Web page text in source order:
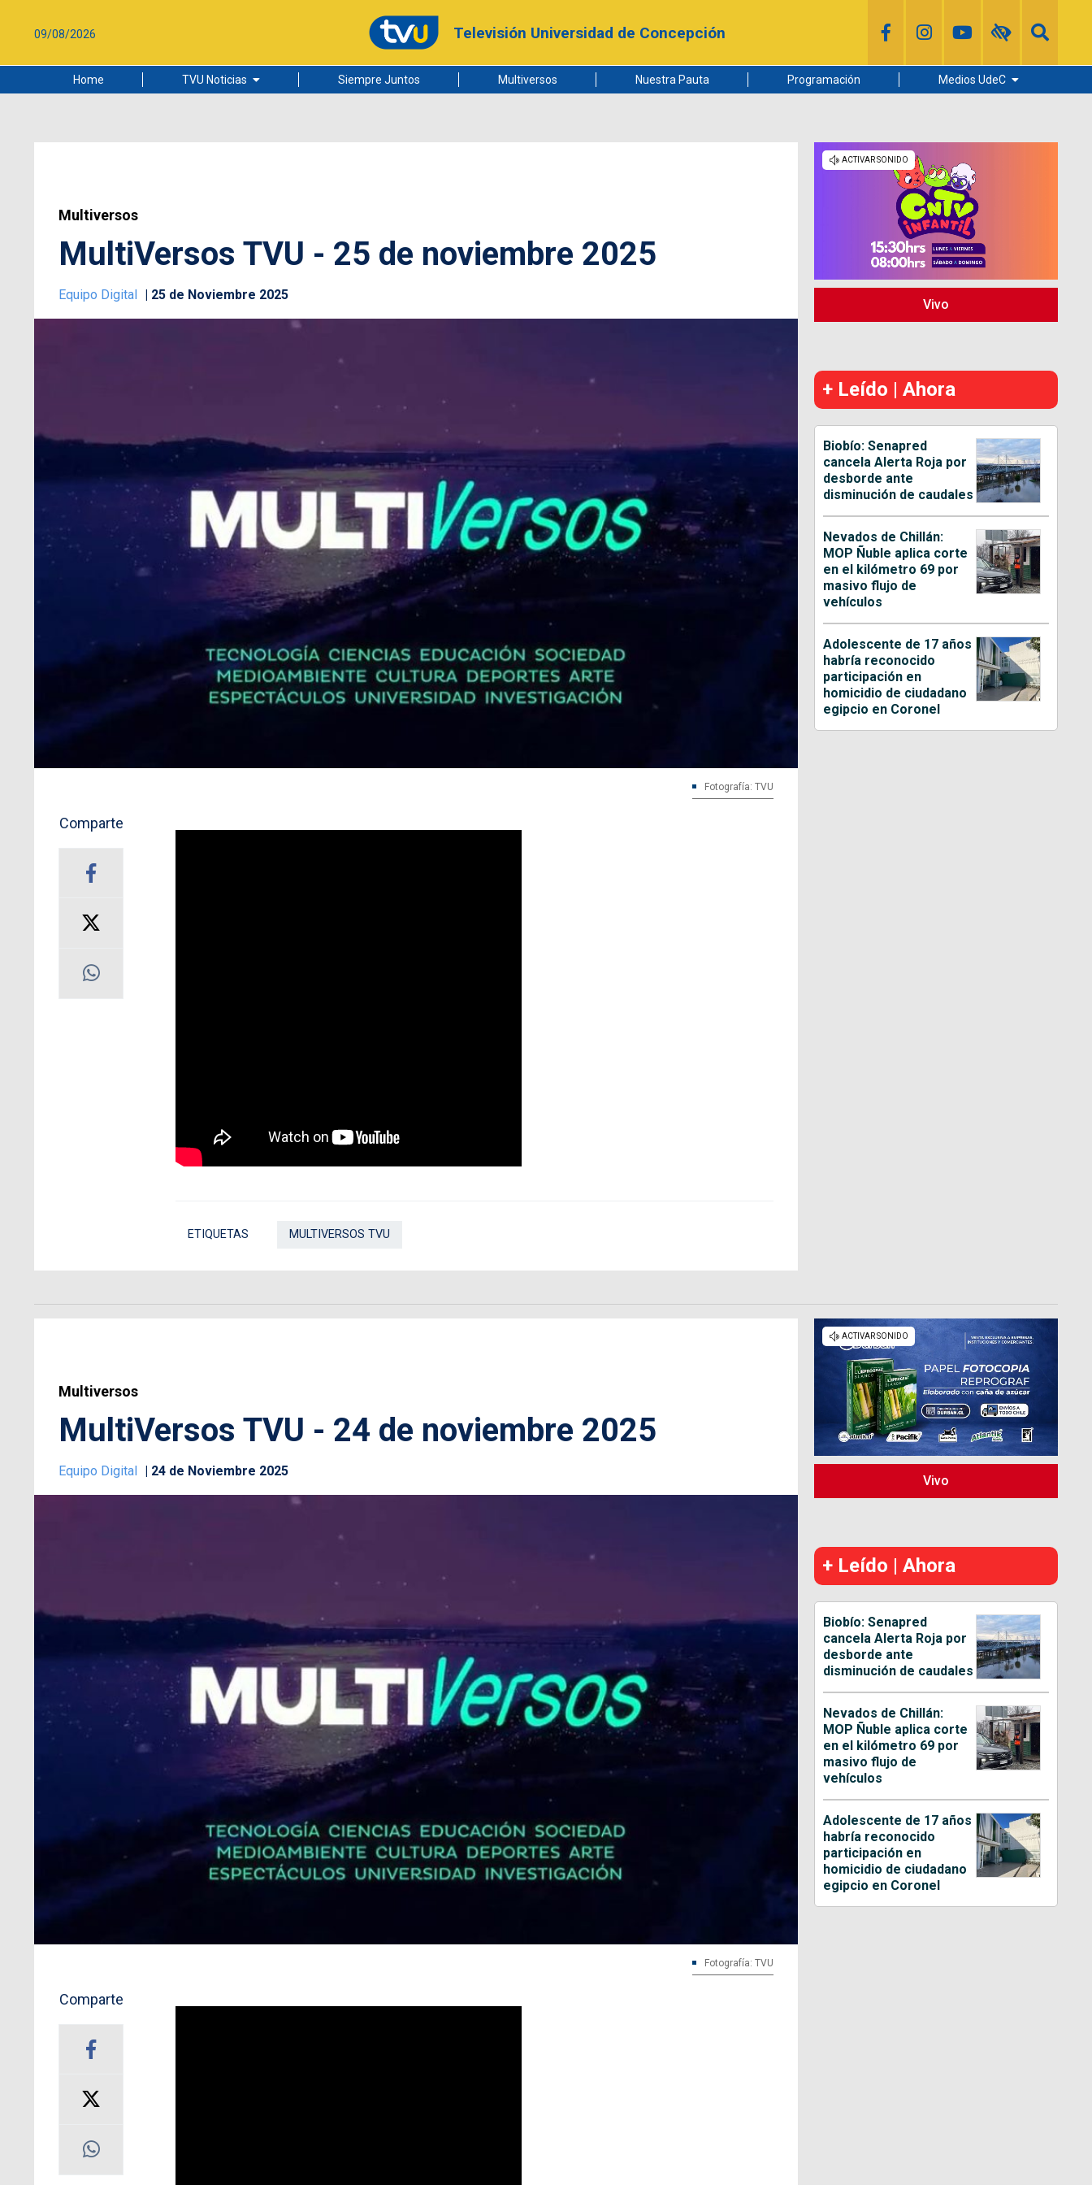
09/08/2026 Televisión Universidad de Concepción
Home TVU Noticias
Ciudad
Siempre Juntos Multiversos Nuestra Pauta Programación Medios UdeC
Radio UdeC
Noticias UdeC
La Discusión
Multiversos
MultiVersos TVU - 25 de noviembre 2025
Equipo Digital 25 de Noviembre 2025
Fotografía: TVU
Comparte
ETIQUETAS MULTIVERSOS TVU
Vivo
+ Leído | Ahora
Biobío: Senapred
cancela Alerta Roja por
desborde ante
disminución de caudales
Nevados de Chillán:
MOP Ñuble aplica corte
en el kilómetro 69 por
masivo flujo de
vehículos
Adolescente de 17 años
habría reconocido
participación en
homicidio de ciudadano
egipcio en Coronel
Multiversos
MultiVersos TVU - 24 de noviembre 2025
Equipo Digital 24 de Noviembre 2025
Fotografía: TVU
Comparte
Vivo
+ Leído | Ahora
Biobío: Senapred
cancela Alerta Roja por
desborde ante
disminución de caudales
Nevados de Chillán:
MOP Ñuble aplica corte
en el kilómetro 69 por
masivo flujo de
vehículos
Adolescente de 17 años
habría reconocido
participación en
homicidio de ciudadano
egipcio en Coronel